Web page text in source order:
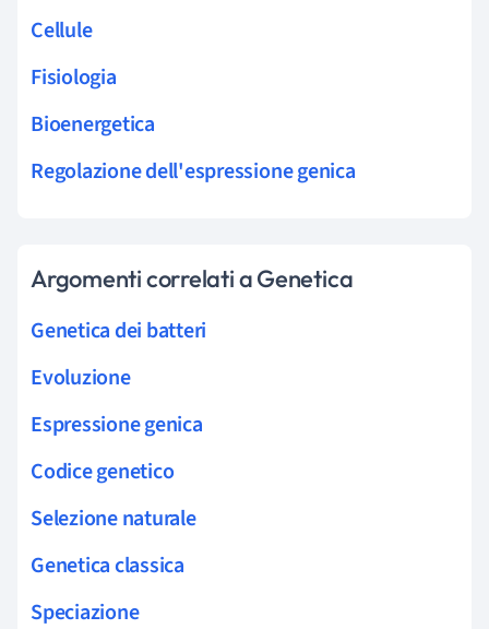
Cellule
Fisiologia
Bioenergetica
Regolazione dell'espressione genica
Argomenti correlati a Genetica
Genetica dei batteri
Evoluzione
Espressione genica
Codice genetico
Selezione naturale
Genetica classica
Speciazione